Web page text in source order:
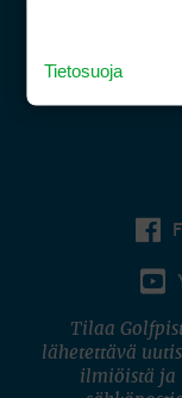
Tilaa
lähetettävä
ilmiöistä ja
Tietosuoja